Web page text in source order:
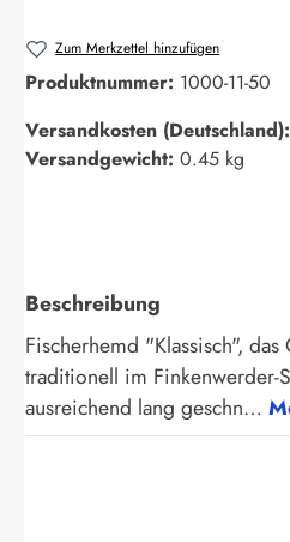
Zum Merkzettel hinzufügen
Produktnummer: 1000-11-50
Versandkosten (Deutschland):
Versandgewicht: 0.45 kg
Beschreibung
Fischerhemd "Klassisch",
traditionell im Finkenwerder-
ausreichend lang geschn…